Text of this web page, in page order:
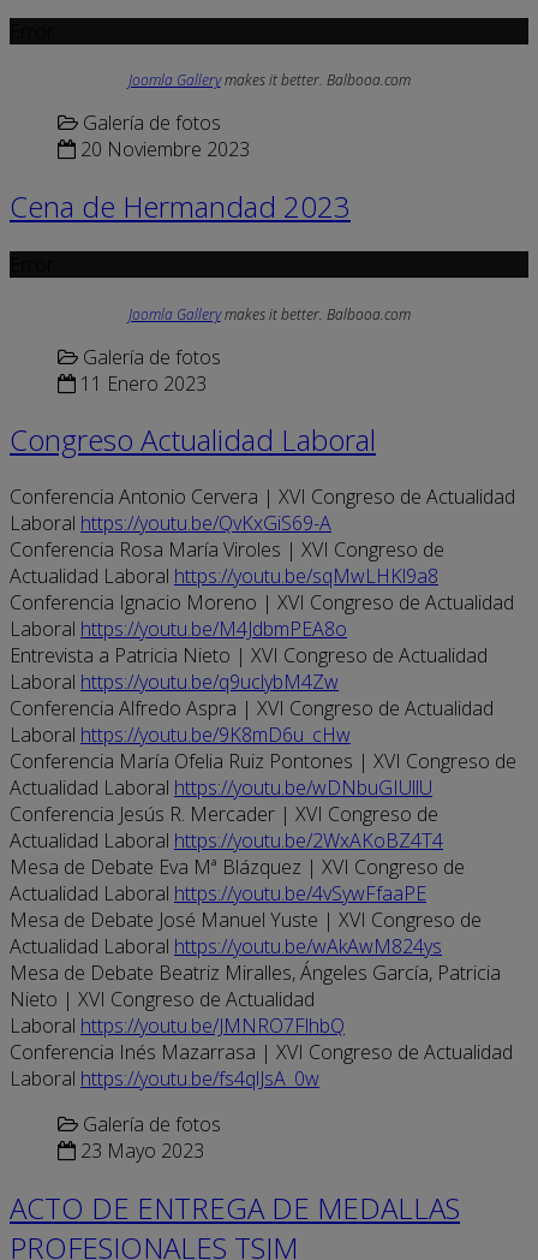
Joomla Gallerymakes it better. Balbooa.com
Galería de fotos
20 Noviembre 2023
Cena de Hermandad 2023
Joomla Gallerymakes it better. Balbooa.com
Galería de fotos
11 Enero 2023
Congreso Actualidad Laboral
Conferencia Antonio Cervera | XVI Congreso de Actualidad
Laboral https://youtu.be/QvKxGiS69-A
Conferencia Rosa María Viroles | XVI Congreso de
Actualidad Laboral https://youtu.be/sqMwLHKl9a8
Conferencia Ignacio Moreno | XVI Congreso de Actualidad
Laboral https://youtu.be/M4JdbmPEA8o
Entrevista a Patricia Nieto | XVI Congreso de Actualidad
Laboral https://youtu.be/q9uclybM4Zw
Conferencia Alfredo Aspra | XVI Congreso de Actualidad
Laboral https://youtu.be/9K8mD6u_cHw
Conferencia María Ofelia Ruiz Pontones | XVI Congreso de
Actualidad Laboral https://youtu.be/wDNbuGIUllU
Conferencia Jesús R. Mercader | XVI Congreso de
Actualidad Laboral https://youtu.be/2WxAKoBZ4T4
Mesa de Debate Eva Mª Blázquez | XVI Congreso de
Actualidad Laboral https://youtu.be/4vSywFfaaPE
Mesa de Debate José Manuel Yuste | XVI Congreso de
Actualidad Laboral https://youtu.be/wAkAwM824ys
Mesa de Debate Beatriz Miralles, Ángeles García, Patricia
Nieto | XVI Congreso de Actualidad
Laboral https://youtu.be/JMNRO7FlhbQ
Conferencia Inés Mazarrasa | XVI Congreso de Actualidad
Laboral https://youtu.be/fs4qlJsA_0w
Galería de fotos
23 Mayo 2023
ACTO DE ENTREGA DE MEDALLAS
PROFESIONALES TSJM